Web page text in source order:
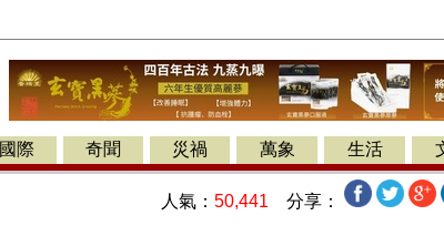
國際 奇聞 災禍 萬象 生活
人氣： 50,441 分享：